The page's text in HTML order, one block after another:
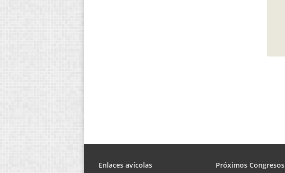
Enlaces avícolas Próximos Congresos